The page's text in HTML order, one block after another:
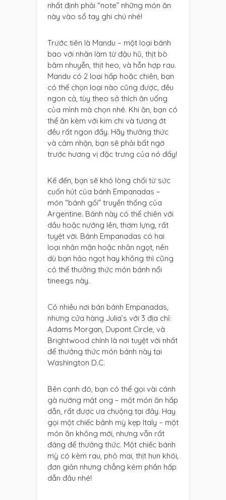
nhất định phải “note” những món ăn
này vào sổ tay ghi chú nhé!
Trước tiên là Mandu – một loại bánh
bao với nhân làm từ đậu hũ, thịt bò
băm nhuyễn, thịt heo, và hỗn hợp rau.
Mandu có 2 loại hấp hoặc chiên, bạn
có thể chọn loại nào cũng được, đều
ngon cả, tùy theo sở thích ăn uống
của mình mà chọn nhé. Khi ăn, bạn có
thể ăn kèm với kim chi và tương ớt
đều rất ngon đấy. Hãy thưởng thức
và cảm nhận, bạn sẽ phải bất ngờ
trước hương vị đặc trưng của nó đấy!
Kế đến, bạn sẽ khó lòng chối từ sức
cuốn hút của bánh Empanadas –
món “bánh gối” truyền thống của
Argentine. Bánh này có thể chiên với
dầu hoặc nướng lên, thơm lựng, rất
tuyệt vời. Bánh Empanadas có hai
loại nhân mặn hoặc nhân ngọt, nên
dù bạn hảo ngọt hay không thì cũng
có thể thưởng thức món bánh nổi
tineegs này.
Có nhiều nơi bán bánh Empanadas,
nhưng cửa hàng Julia’s với 3 địa chỉ:
Adams Morgan, Dupont Circle, và
Brightwood chính là nơi tuyệt vời nhất
để thưởng thức món bánh này tại
Washington D.C.
Bên cạnh đó, bạn có thể gọi vài cánh
gà nướng mật ong – một món ăn hấp
dẫn, rất được ưa chuộng tại đây. Hay
gọi một chiếc bánh mỳ kẹp Italy – một
món ăn không mới, nhưng vẫn rất
đáng để thưởng thức. Một chiếc bánh
mỳ có kèm rau, phô mai, thịt hun khói,
đơn giản nhưng chẳng kém phần hấp
dẫn đâu nhé!